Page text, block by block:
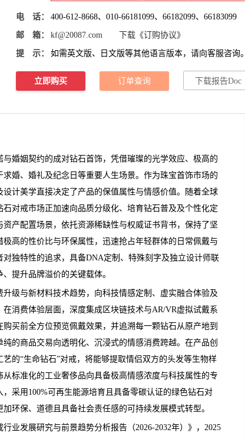
电 话： 400-612-8668、010-66181099、66182099、66183099
邮 箱： kf@20087.com 下载《订购协议》
提 示： 如需英文版、日文版等其他语言版本，请向客服咨询。
立即购买 订单查询 下载报告Doc
姻契约的成对钻石首饰，凭借璀璨的光学效应、极高的
婚、婚礼及纪念日等重要人生场景。作为珠宝首饰市场的
计美学直接决定了产品的保值属性与情感价值。随着全球
对戒市场正加速向品质分级化、培育钻石普及及个性化定
产配置场景，依托资源稀缺性与权威证书背书，保持了坚
高的性价比与环保属性，迅速抢占年轻群体的日常佩戴与
独特性的追求，具备DNA定制、特殊刻字及独立设计师联
提升品牌溢价的关键载体。
与新材料技术趋势，向科技情感定制、虚实融合体验及
在消费体验层面，深度集成区块链技术与AR/VR虚拟试戴系
买前全方位预览佩戴效果，并追溯每一颗钻石从原产地到
的商品交易向透明化、沉浸式的情感消费跨越。在产品创
的“生命钻石”对戒，将能够提取情侣双方的头发等生物样
标准化的工业奢侈品向具备极高情感浓度与科技属性的专
采用100%可再生能源培育且具备零碳认证的绿色钻石对
环保、道德且具备社会责任感的可持续发展模式转型。
业发展研究与前景趋势分析报告（2026-2032年） 》，2025